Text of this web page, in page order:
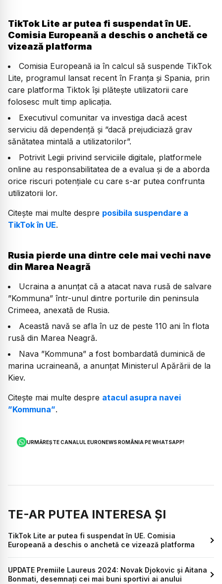
TikTok Lite ar putea fi suspendat în UE.
Comisia Europeană a deschis o anchetă ce
vizează platforma
Comisia Europeană ia în calcul să suspende TikTok
Lite, programul lansat recent în Franța și Spania, prin
care platforma Tiktok își plătește utilizatorii care
folosesc mult timp aplicația.
Executivul comunitar va investiga dacă acest
serviciu dă dependență și ”dacă prejudiciază grav
sănătatea mintală a utilizatorilor”.
Potrivit Legii privind serviciile digitale, platformele
online au responsabilitatea de a evalua și de a aborda
orice riscuri potențiale cu care s-ar putea confrunta
utilizatorii lor.
Citește mai multe despre posibila suspendare a
TikTok în UE.
Rusia pierde una dintre cele mai vechi nave
din Marea Neagră
Ucraina a anunțat că a atacat nava rusă de salvare
”Kommuna” într-unul dintre porturile din peninsula
Crimeea, anexată de Rusia.
Această navă se afla în uz de peste 110 ani în flota
rusă din Marea Neagră.
Nava ”Kommuna” a fost bombardată duminică de
marina ucraineană, a anunțat Ministerul Apărării de la
Kiev.
Citește mai multe despre atacul asupra navei
”Kommuna”.
URMĂREȘTE CANALUL EURONEWS ROMÂNIA PE WHATSAPP!
TE-AR PUTEA INTERESA ȘI
TikTok Lite ar putea fi suspendat în UE. Comisia
Europeană a deschis o anchetă ce vizează platforma
UPDATE Premiile Laureus 2024: Novak Djokovic și Aitana
Bonmati, desemnați cei mai buni sportivi ai anului